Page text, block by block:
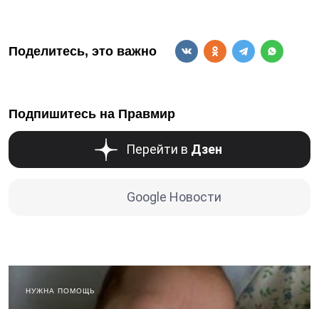
Поделитесь, это важно
Подпишитесь на Правмир
Перейти в Дзен
Google Новости
НУЖНА ПОМОЩЬ